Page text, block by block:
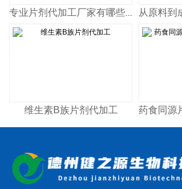
专业片剂代加工厂家有哪些优势
维生素B族片剂代加工